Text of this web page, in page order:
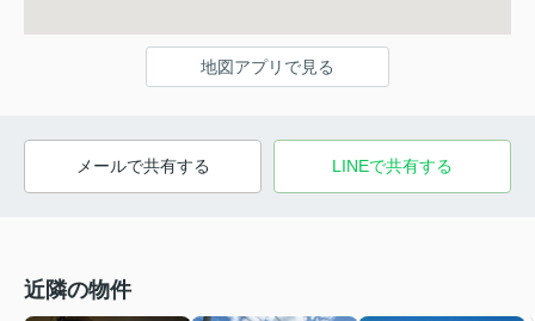
地図アプリで見る
メールで共有する LINEで共有する
近隣の物件